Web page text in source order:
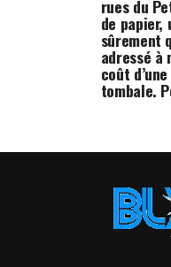
rues du
de papier,
sûrement
adressé
coût
tombale.